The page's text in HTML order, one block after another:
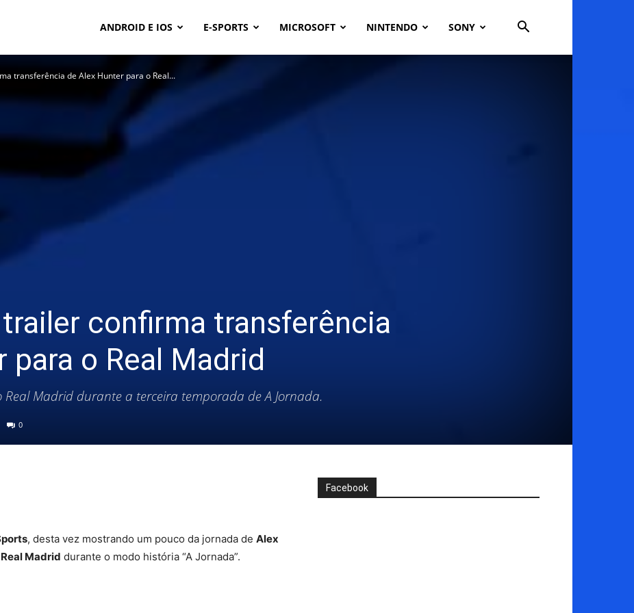
ANDROID E IOS E-SPORTS MICROSOFT NINTENDO SONY
transferência de Alex Hunter para o Real...
confirma transferência
para o Real Madrid
Madrid durante a terceira temporada de A Jornada.
0
, desta vez mostrando um pouco da jornada de Alex
Real Madrid durante o modo história “A Jornada”.
Facebook